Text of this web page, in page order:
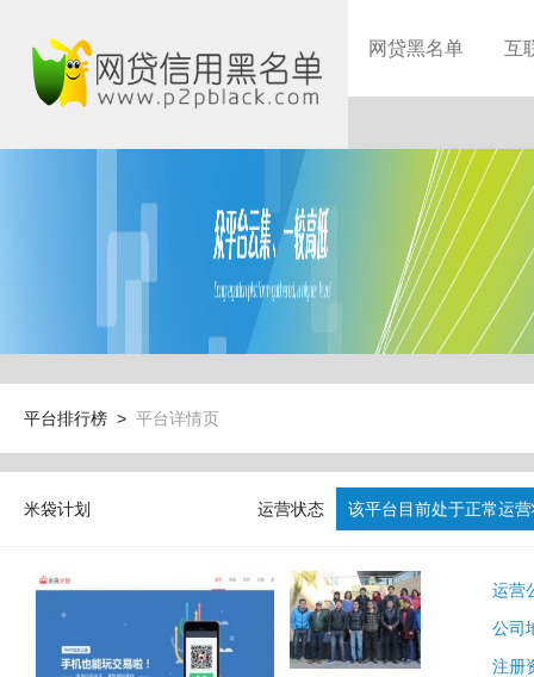
网贷黑名单 互
平台排行榜 > 平台详情页
米袋计划 运营状态 该平台目前处于正常运
运营
公司
注册